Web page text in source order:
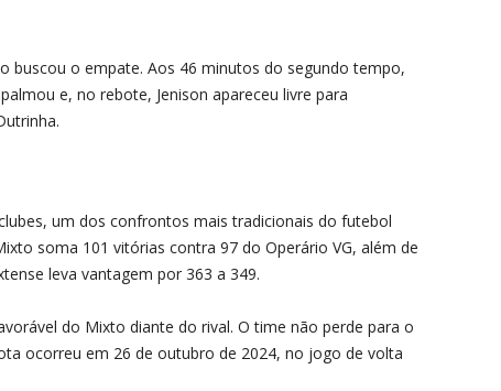
buscou o empate. Aos 46 minutos do segundo tempo,
e, no rebote, Jenison apareceu livre para
um dos confrontos mais tradicionais do futebol
soma 101 vitórias contra 97 do Operário VG, além de
leva vantagem por 363 a 349.
do Mixto diante do rival. O time não perde para o
ocorreu em 26 de outubro de 2024, no jogo de volta